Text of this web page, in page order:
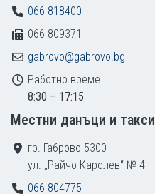
066 818400
066 809371
gabrovo@gabrovo.bg
Работно време
8:30 – 17:15
Местни данъци и такси
гр. Габрово 5300
ул. „Райчо Каролев“ № 4
066 804775